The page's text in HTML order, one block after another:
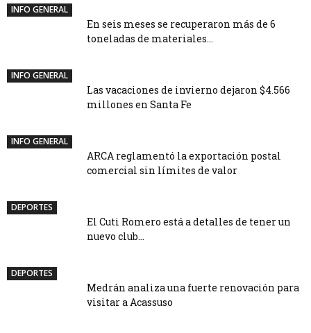
INFO GENERAL
En seis meses se recuperaron más de 6
toneladas de materiales...
INFO GENERAL
Las vacaciones de invierno dejaron $4.566
millones en Santa Fe
INFO GENERAL
ARCA reglamentó la exportación postal
comercial sin límites de valor
DEPORTES
El Cuti Romero está a detalles de tener un
nuevo club...
DEPORTES
Medrán analiza una fuerte renovación para
visitar a Acassuso